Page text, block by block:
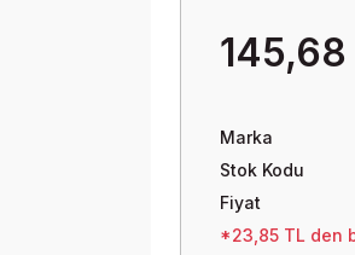
145,68
Marka
Stok Kodu
Fiyat
*23,85 TL den